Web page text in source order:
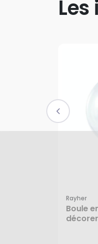
Rayher
Boule